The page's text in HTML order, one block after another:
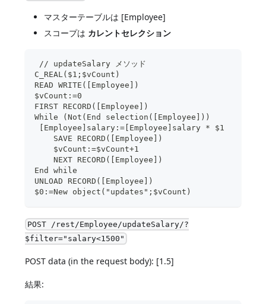
マスターテーブルは [Employee]
スコープは カレントセレクション
// updateSalary メソッド
C_REAL($1;$vCount)
READ WRITE([Employee])
$vCount:=0
FIRST RECORD([Employee])
While (Not(End selection([Employee]))
[Employee]salary:=[Employee]salary * $1
    SAVE RECORD([Employee])
    $vCount:=$vCount+1
    NEXT RECORD([Employee])
End while
UNLOAD RECORD([Employee])
$0:=New object("updates";$vCount)
POST /rest/Employee/updateSalary/?
$filter="salary<1500"
POST data (in the request body): [1.5]
結果: